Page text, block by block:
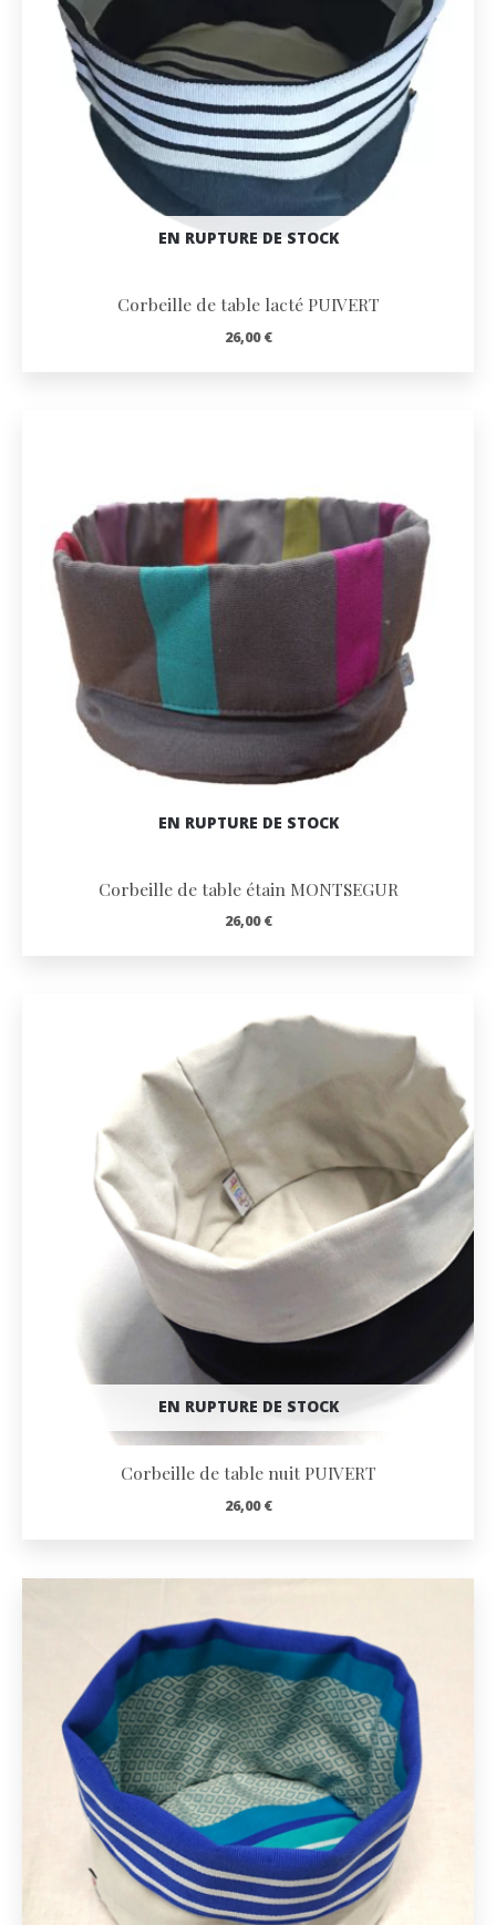
EN RUPTURE DE STOCK
Corbeille de table lacté PUIVERT
26,00€
EN RUPTURE DE STOCK
Corbeille de table étain MONTSEGUR
26,00€
EN RUPTURE DE STOCK
Corbeille de table nuit PUIVERT
26,00€